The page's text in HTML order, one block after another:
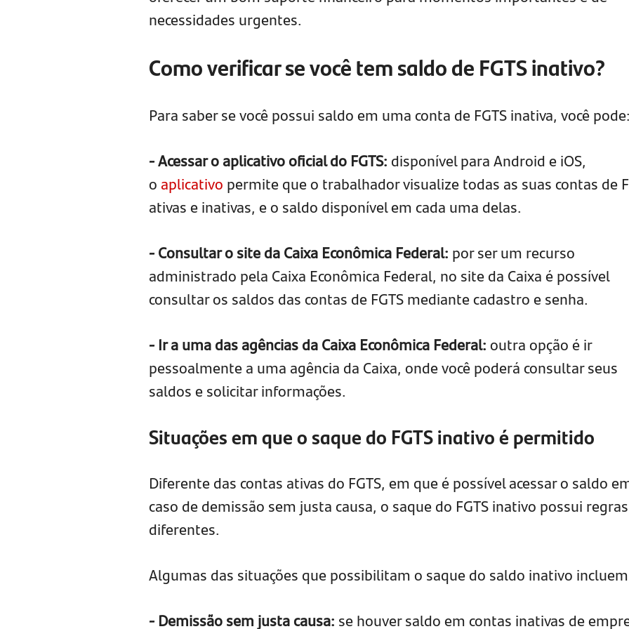
necessidades urgentes.
Como verificar se você tem saldo de FGTS inativo?
Para saber se você possui saldo em uma conta de FGTS inativa, você pode:
- Acessar o aplicativo oficial do FGTS: disponível para Android e iOS,
o aplicativo permite que o trabalhador visualize todas as suas contas de
ativas e inativas, e o saldo disponível em cada uma delas.
- Consultar o site da Caixa Econômica Federal: por ser um recurso
administrado pela Caixa Econômica Federal, no site da Caixa é possível
consultar os saldos das contas de FGTS mediante cadastro e senha.
- Ir a uma das agências da Caixa Econômica Federal:outra opção é ir
pessoalmente a uma agência da Caixa, onde você poderá consultar seus
saldos e solicitar informações.
Situações em que o saque do FGTS inativo é permitido
Diferente das contas ativas do FGTS, em que é possível acessar o saldo
caso de demissão sem justa causa, o saque do FGTS inativo possui regras
diferentes.
Algumas das situações que possibilitam o saque do saldo inativo
- Demissão sem justa causa: se houver saldo em contas inativas de